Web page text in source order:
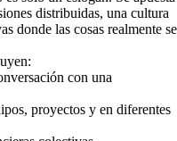
distribuidas, una cultura
donde las cosas realmente se
con una
proyectos y en diferentes